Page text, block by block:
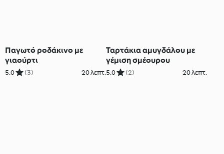
Παγωτό ροδάκινο με
γιαούρτι
5.0 (3) 20 λεπτ.
Ταρτάκια αμυγδάλου με
γέμιση σμέουρου
5.0 (2) 20 λεπτ.